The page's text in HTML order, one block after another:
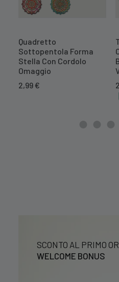
Quadretto
Sottopentola Forma
Stella Con Cordolo
Omaggio
2,99€
Il
SCONTO AL PRIMO
WELCOME BONUS